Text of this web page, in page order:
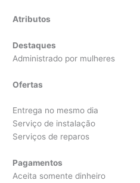
Atributos
Destaques
Administrado por mulheres
Ofertas
Entrega no mesmo dia
Serviço de instalação
Serviços de reparos
Pagamentos
Aceita somente dinheiro